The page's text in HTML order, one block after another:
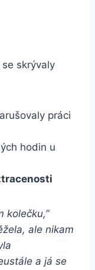
skrývaly
práci
hodin u
kolečku,”
ale nikam
a já se